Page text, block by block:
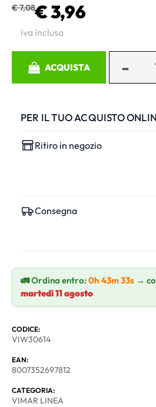
€ 7,08€ 3,96
iva inclusa
ACQUISTA
PER IL TUO ACQUISTO
Ritiro in negozio
Consegna
🚛 Ordina entro:0h 43m 33s →
martedì 11 agosto
CODICE:
VIW30614
EAN:
8007352697812
CATEGORIA:
VIMAR LINEA